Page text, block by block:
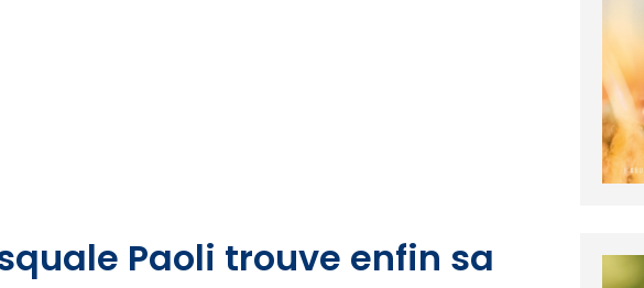
Paoli trouve enfin sa